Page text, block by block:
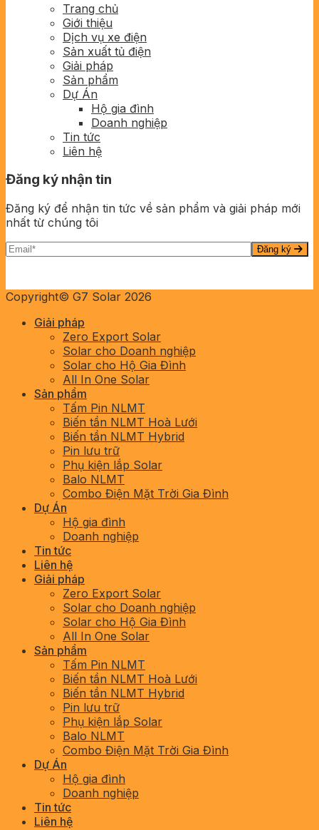
Trang chủ
Giới thiệu
Dịch vụ xe điện
Sản xuất tủ điện
Giải pháp
Sản phẩm
Dự Án
Hộ gia đình
Doanh nghiệp
Tin tức
Liên hệ
Đăng ký nhận tin
Đăng ký để nhận tin tức về sản phẩm và giải pháp mới
nhất từ chúng tôi
Đăng ký
Copyright© G7 Solar 2026
Giải pháp
Zero Export Solar
Solar cho Doanh nghiệp
Solar cho Hộ Gia Đình
All In One Solar
Sản phẩm
Tấm Pin NLMT
Biến tần NLMT Hoà Lưới
Biến tần NLMT Hybrid
Pin lưu trữ
Phụ kiện lắp Solar
Balo NLMT
Combo Điện Mặt Trời Gia Đình
Dự Án
Hộ gia đình
Doanh nghiệp
Tin tức
Liên hệ
Giải pháp
Zero Export Solar
Solar cho Doanh nghiệp
Solar cho Hộ Gia Đình
All In One Solar
Sản phẩm
Tấm Pin NLMT
Biến tần NLMT Hoà Lưới
Biến tần NLMT Hybrid
Pin lưu trữ
Phụ kiện lắp Solar
Balo NLMT
Combo Điện Mặt Trời Gia Đình
Dự Án
Hộ gia đình
Doanh nghiệp
Tin tức
Liên hệ